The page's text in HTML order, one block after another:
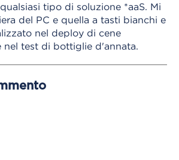
tipo di soluzione *aaS. Mi
del PC e quella a tasti bianchi e
nel deploy di cene
nel test di bottiglie d'annata.